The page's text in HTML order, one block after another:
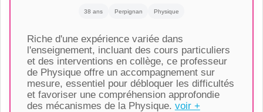
38 ans Perpignan Physique
Riche d'une expérience variée dans
l'enseignement, incluant des cours particuliers
et des interventions en collège, ce professeur
de Physique offre un accompagnement sur
mesure, essentiel pour débloquer les difficultés
et favoriser une compréhension approfondie
des mécanismes de la Physique. voir +